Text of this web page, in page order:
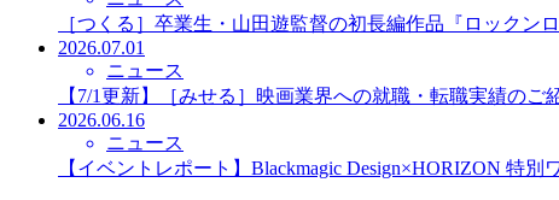
［つくる］卒業生・山田遊監督の初長編作品『ロックン
2026.07.01
ニュース
【7/1更新】［みせる］映画業界への就職・転職実績のご
2026.06.16
ニュース
【イベントレポート】Blackmagic Design×HORIZON 特別